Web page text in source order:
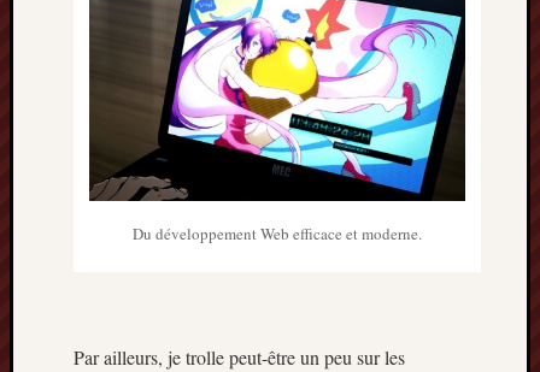
Du développement Web efficace et moderne.
Par ailleurs, je trolle peut-être un peu sur les